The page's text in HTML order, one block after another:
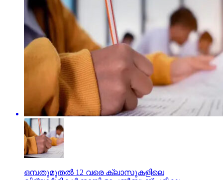
ഒമ്പതുമുതൽ 12 വരെ ക്ലാസുകളിലെ